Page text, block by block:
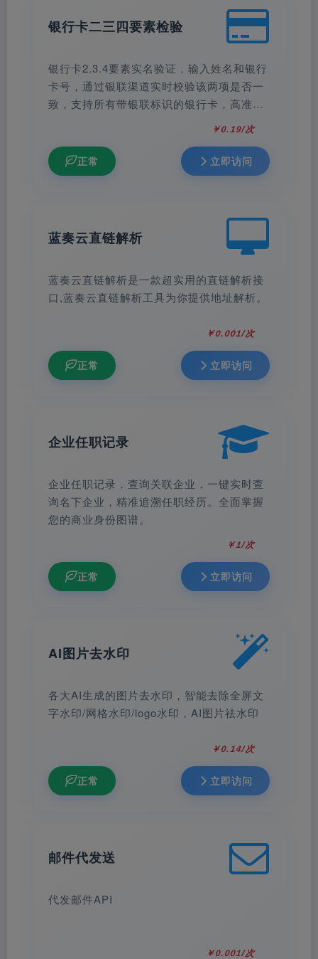
银行卡二三四要素检验
银行卡2.3.4要素实名验证，输入姓名和银行
卡号，通过银联渠道实时校验该两项是否一
致，支持所有带银联标识的银行卡，高准确
￥0.19/次
正常 立即访问
蓝奏云直链解析
蓝奏云直链解析是一款超实用的直链解析接
口,蓝奏云直链解析工具为你提供地址解析。
￥0.001/次
正常 立即访问
企业任职记录
企业任职记录，查询关联企业，一键实时查
询名下企业，精准追溯任职经历。全面掌握
您的商业身份图谱。
￥1/次
正常 立即访问
AI图片去水印
各大AI生成的图片去水印，智能去除全屏文
字水印/网格水印/logo水印，AI图片祛水印
￥0.14/次
正常 立即访问
邮件代发送
代发邮件API
￥0.001/次